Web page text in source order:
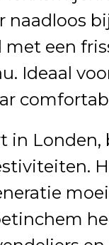
een
Ideaal
in Londen,